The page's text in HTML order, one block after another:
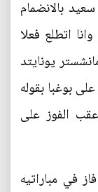
بالانضمام
اتطلع فعلا
يونايتد
بوغبا بقوله
الفوز على
في مباراتيه